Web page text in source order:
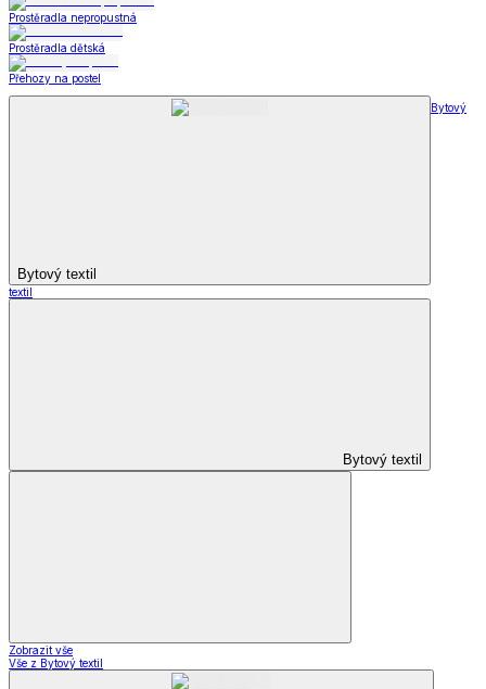
Prostěradla nepropustná
Prostěradla dětská
Přehozy na postel
Bytový textil
Bytový
textil
Bytový textil
Zobrazit vše
Vše z Bytový textil